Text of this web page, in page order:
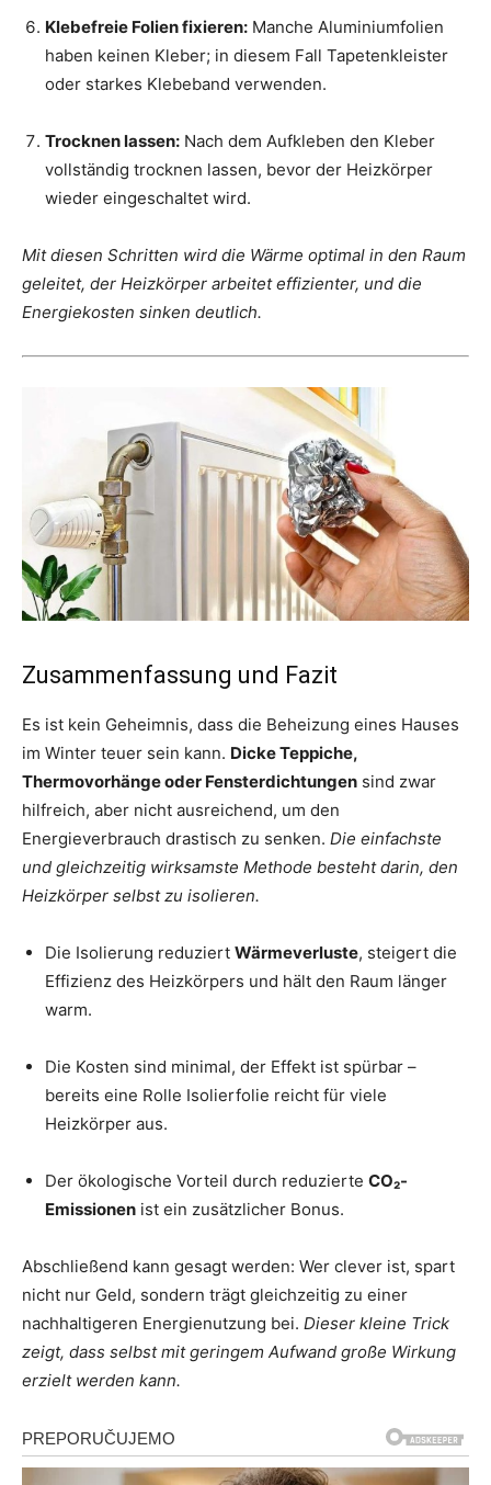
Klebefreie Folien fixieren: Manche Aluminiumfolien
haben keinen Kleber; in diesem Fall Tapetenkleister
oder starkes Klebeband verwenden.
Trocknen lassen: Nach dem Aufkleben den Kleber
vollständig trocknen lassen, bevor der Heizkörper
wieder eingeschaltet wird.
Mit diesen Schritten wird die Wärme optimal in den Raum
geleitet, der Heizkörper arbeitet effizienter, und die
Energiekosten sinken deutlich.
Zusammenfassung und Fazit
Es ist kein Geheimnis, dass die Beheizung eines Hauses
im Winter teuer sein kann. Dicke Teppiche,
Thermovorhänge oder Fensterdichtungen sind zwar
hilfreich, aber nicht ausreichend, um den
Energieverbrauch drastisch zu senken. Die einfachste
und gleichzeitig wirksamste Methode besteht darin, den
Heizkörper selbst zu isolieren.
Die Isolierung reduziert Wärmeverluste, steigert die
Effizienz des Heizkörpers und hält den Raum länger
warm.
Die Kosten sind minimal, der Effekt ist spürbar –
bereits eine Rolle Isolierfolie reicht für viele
Heizkörper aus.
Der ökologische Vorteil durch reduzierte CO₂-
Emissionen ist ein zusätzlicher Bonus.
Abschließend kann gesagt werden: Wer clever ist, spart
nicht nur Geld, sondern trägt gleichzeitig zu einer
nachhaltigeren Energienutzung bei. Dieser kleine Trick
zeigt, dass selbst mit geringem Aufwand große Wirkung
erzielt werden kann.